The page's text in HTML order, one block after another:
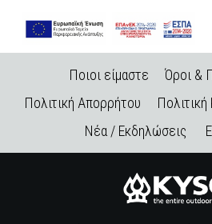
Ποιοι είμαστε
Όροι &
Πολιτική Απορρήτου
Νέα / Εκδηλώσεις